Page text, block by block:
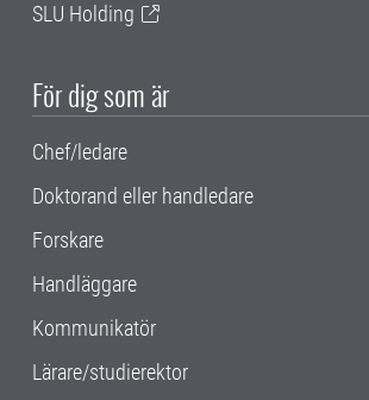
SLU Holding
För dig som är
Chef/ledare
Doktorand eller handledare
Forskare
Handläggare
Kommunikatör
Lärare/studierektor